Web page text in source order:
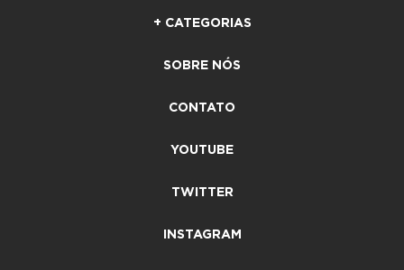
+ CATEGORIAS
SOBRE NÓS
CONTATO
YOUTUBE
TWITTER
INSTAGRAM